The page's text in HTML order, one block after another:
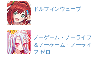
ドルフィンウェーブ
ノーゲーム・ノーライフ
＆ノーゲーム・ノーライ
フ ゼロ